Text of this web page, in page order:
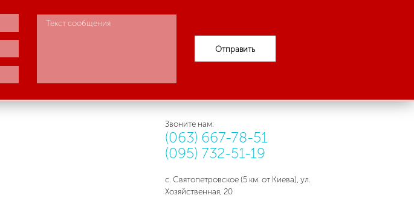
Отправить
Звоните нам:
(063) 667-78-51
(095) 732-51-19
с. Святопетровское (5 км. от Киева), ул.
Хозяйственная, 20